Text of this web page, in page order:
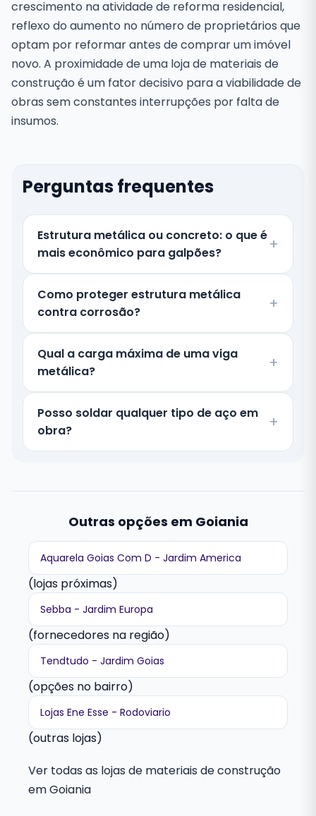
crescimento na atividade de reforma residencial,
reflexo do aumento no número de proprietários que
optam por reformar antes de comprar um imóvel
novo. A proximidade de uma loja de materiais de
construção é um fator decisivo para a viabilidade de
obras sem constantes interrupções por falta de
insumos.
Perguntas frequentes
Estrutura metálica ou concreto: o que é
mais econômico para galpões?
Como proteger estrutura metálica
contra corrosão?
Qual a carga máxima de uma viga
metálica?
Posso soldar qualquer tipo de aço em
obra?
Outras opções em Goiania
Aquarela Goias Com D - Jardim America
(lojas próximas)
Sebba - Jardim Europa
(fornecedores na região)
Tendtudo - Jardim Goias
(opções no bairro)
Lojas Ene Esse - Rodoviario
(outras lojas)
Ver todas as lojas de materiais de construção
em Goiania